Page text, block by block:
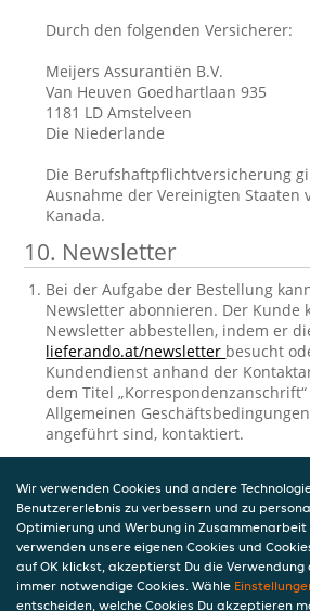
Durch den folgenden Versicherer:
Meijers Assurantiën B.V.
Van Heuven Goedhartlaan 935
1181 LD Amstelveen
Die Niederlande
Die Berufshaftpflichtversicherung
Ausnahme der Vereinigten Staaten
Kanada.
10. Newsletter
Bei der Aufgabe der Bestellung
Newsletter abonnieren. Der Kunde
Newsletter abbestellen, indem er
lieferando.at/newsletter besucht
Kundendienst anhand der
dem Titel
Allgemeinen
angeführt sind, kontaktiert.
gespeicherten
Daten
Takeaway.com verarbeitet
Bezug auf den Kunden. Die
Wir verwenden Cookies und andere
Benutzererlebnis zu verbessern und zu
Optimierung und Werbung in
verwenden unsere eigenen Cookies und
auf OK klickst, akzeptierst Du die Verwendung
immer notwendige Cookies. Wähle
entscheiden, welche Cookies Du akzeptieren